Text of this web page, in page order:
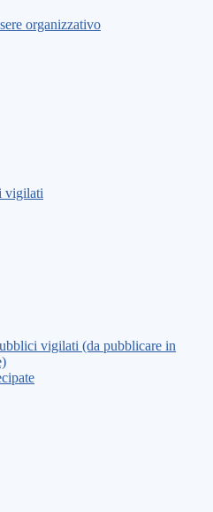
organizzativo
vigilati
vigilati (da pubblicare in